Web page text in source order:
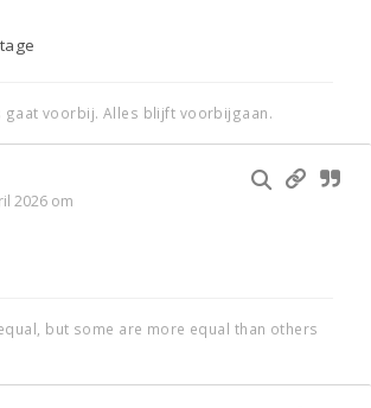
gaat voorbij. Alles blijft voorbijgaan.
2026 om
but some are more equal than others